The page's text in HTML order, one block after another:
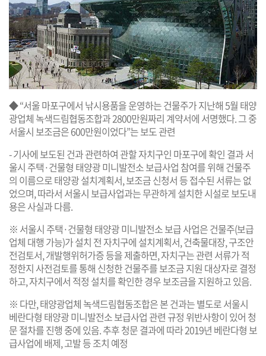
◆ “서울 마포구에서 낚시용품을 운영하는 건물주가 지난해 5월 태양
광업체 녹색드림협동조합과 2800만원짜리 계약서에 서명했다. 그 중
서울시 보조금은 600만원이었다”는 보도 관련
- 기사에 보도된 건과 관련하여 관할 자치구인 마포구에 확인 결과 서
울시 주택·건물형 태양광 미니발전소 보급사업 참여를 위해 건물주
의 이름으로 태양광 설치계획서, 보조금 신청서 등 접수된 서류는 없
었으며, 따라서 서울시 보급사업과는 무관하게 설치한 시설로 보도내
용은 사실과 다름.
※ 서울시 주택·건물형 태양광 미니발전소 보급 사업은 건물주(보급
업체 대행 가능)가 설치 전 자치구에 설치계획서, 건축물대장, 구조안
전검토서, 개발행위허가증 등을 제출하면, 자치구는 관련 서류가 적
정한지 사전검토를 통해 신청한 건물주를 보조금 지원 대상자로 결정
하고, 자치구에서 적정 설치를 확인한 경우 보조금을 지원하고 있음.
※ 다만, 태양광업체 녹색드림협동조합은 본 건과는 별도로 서울시
베란다형 태양광 미니발전소 보급사업 관련 규정 위반사항이 있어 청
문 절차를 진행 중에 있음. 추후 청문 결과에 따라 2019년 베란다형 보
급사업에 배제, 고발 등 조치 예정